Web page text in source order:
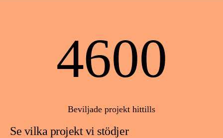
Se vilka projekt vi stödjer
4600
Beviljade projekt hittills